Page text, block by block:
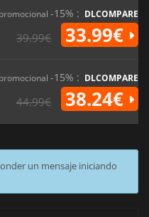
-15% : DLCOMPARE
39.99€ 33.99€
-15% : DLCOMPARE
44.99€ 38.24€
un mensaje iniciando